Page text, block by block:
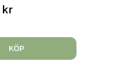
kr
KÖP